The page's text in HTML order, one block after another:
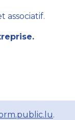
associatif.
.